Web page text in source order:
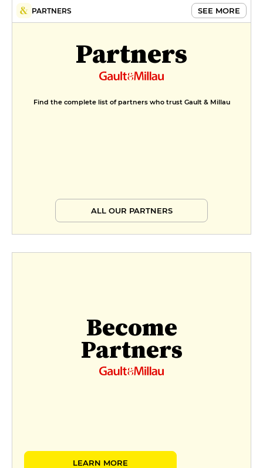
PARTNERS SEE MORE
Partners
Find the complete list of partners who trust Gault & Millau
ALL OUR PARTNERS
Become
Partners
LEARN MORE